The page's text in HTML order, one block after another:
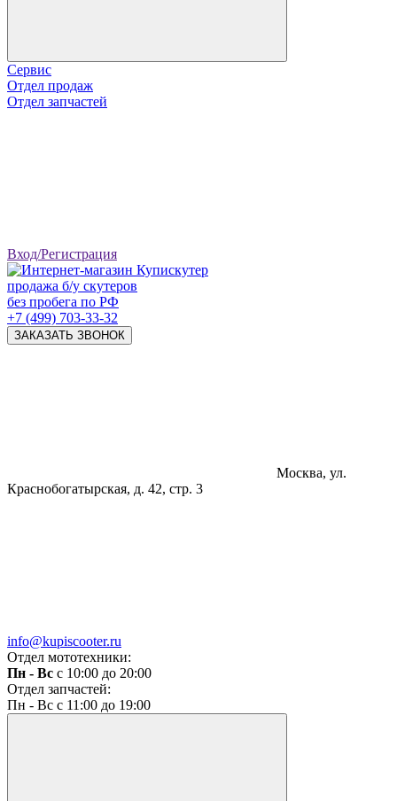
Сервис
Отдел продаж
Отдел запчастей
Вход/Регистрация
продажа б/у скутеров
без пробега по РФ
+7 (499) 703-33-32
ЗАКАЗАТЬ ЗВОНОК
Москва, ул.
Краснобогатырская, д. 42, стр. 3
info@kupiscooter.ru
Отдел мототехники:
Пн - Вс с 10:00 до 20:00
Отдел запчастей:
Пн - Вс с 11:00 до 19:00